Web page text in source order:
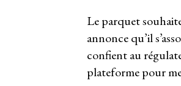
Le parquet
annonce qu’il
confient au
plateforme pour